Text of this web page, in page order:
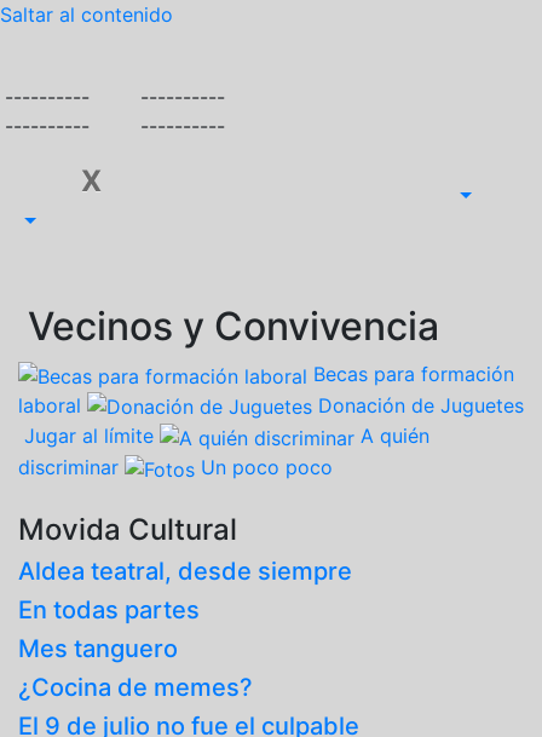
Saltar al contenido
----------
----------
----------
----------
X
Vecinos y Convivencia
Becas para formación
laboral
Donación de Juguetes
Jugar al límite
A quién
discriminar
Un poco poco
Movida Cultural
Aldea teatral, desde siempre
En todas partes
Mes tanguero
¿Cocina de memes?
El 9 de julio no fue el culpable